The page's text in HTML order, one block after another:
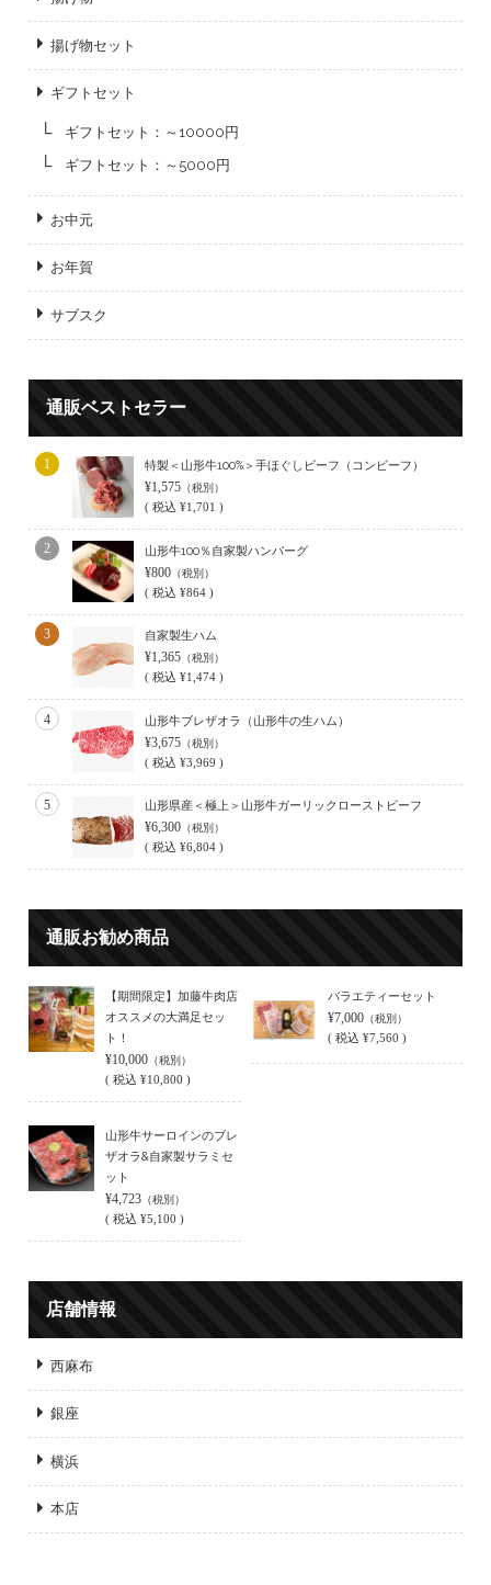
揚げ物セット
ギフトセット
ギフトセット：～10000円
ギフトセット：～5000円
お中元
お年賀
サブスク
通販ベストセラー
1 特製＜山形牛100%＞手ほぐしビーフ（コンビーフ）
¥1,575 （税別）
( 税込 ¥1,701 )
2 山形牛100％自家製ハンバーグ
¥800 （税別）
( 税込 ¥864 )
3 自家製生ハム
¥1,365 （税別）
( 税込 ¥1,474 )
4 山形牛ブレザオラ（山形牛の生ハム）
¥3,675 （税別）
( 税込 ¥3,969 )
5 山形県産＜極上＞山形牛ガーリックローストビーフ
¥6,300 （税別）
( 税込 ¥6,804 )
通販お勧め商品
【期間限定】加藤牛肉店
オススメの大満足セッ
ト！
¥10,000 （税別）
( 税込 ¥10,800 )
バラエティーセット
¥7,000（税別）
( 税込 ¥7,560 )
山形牛サーロインのブレ
ザオラ&自家製サラミセ
ット
¥4,723 （税別）
( 税込 ¥5,100 )
店舗情報
西麻布
銀座
横浜
本店